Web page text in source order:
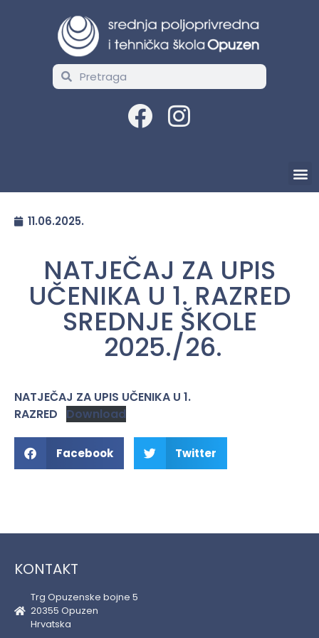
11.06.2025.
NATJEČAJ ZA UPIS
UČENIKA U 1. RAZRED
SREDNJE ŠKOLE
2025./26.
NATJEČAJ ZA UPIS UČENIKA U 1.
RAZRED
Download
Facebook Twitter
KONTAKT
Trg Opuzenske bojne 5
20355 Opuzen
Hrvatska